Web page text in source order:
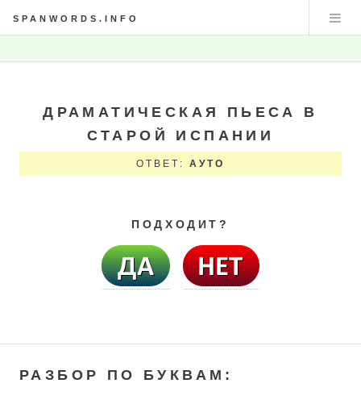
SPANWORDS.INFO
ДРАМАТИЧЕСКАЯ ПЬЕСА В
СТАРОЙ ИСПАНИИ
ОТВЕТ:АУТО
ПОДХОДИТ?
РАЗБОР ПО БУКВАМ: